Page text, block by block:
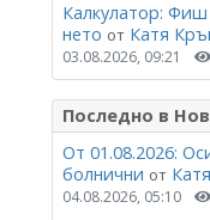
Калкулатор: Фиш
нето от Катя
03.08.2026, 09:21
Последно в
От 01.08.2026:
болнични от
04.08.2026, 05:10